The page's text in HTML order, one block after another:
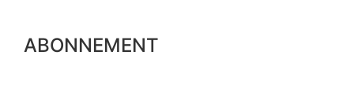
ABONNEMENT